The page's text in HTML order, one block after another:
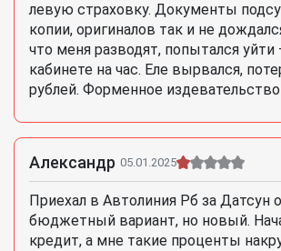
левую страховку. Документы
копии, оригиналов так и не
что меня разводят, попытался уйти
кабинете на час. Еле вырвался,
рублей. Форменное
Александр 05.01.2025
Приехал в Автолиния Рб за Датсун
бюджетный вариант, но новый.
кредит, а мне такие проценты